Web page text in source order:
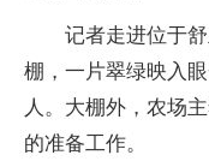
记者走进位于
棚，一片翠绿映入
人。大棚外，农场
的准备工作。